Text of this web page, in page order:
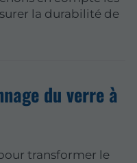
la durabilité de
du verre à
transformer le